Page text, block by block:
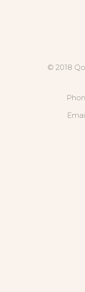
© 2018